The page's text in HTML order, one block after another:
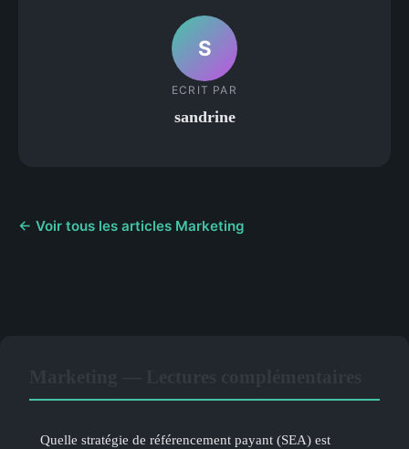
S
ECRIT PAR
sandrine
← Voir tous les articles Marketing
Quelle stratégie de référencement payant (SEA) est